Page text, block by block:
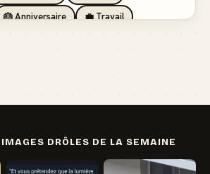
🎂 Anniversaire
💼 Travail
DRÔLES DE LA SEMAINE